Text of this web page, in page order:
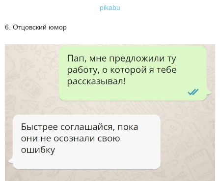
pikabu
6. Отцовский юмор